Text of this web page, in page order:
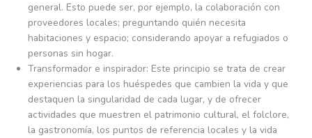
general. Esto puede ser, por ejemplo, la colaboración con
proveedores locales; preguntando quién necesita
habitaciones y espacio; considerando apoyar a refugiados o
personas sin hogar.
Transformador e inspirador: Este principio se trata de crear
experiencias para los huéspedes que cambien la vida y que
destaquen la singularidad de cada lugar, y de ofrecer
actividades que muestren el patrimonio cultural, el folclore,
la gastronomía, los puntos de referencia locales y la vida